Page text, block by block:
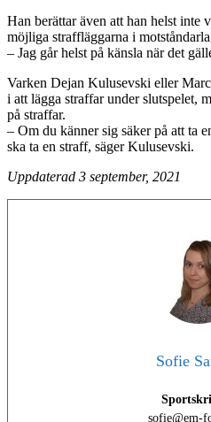
Han berättar även att han helst inte
möjliga straffläggarna i
– Jag går helst på känsla när det
Varken Dejan Kulusevski eller
i att lägga straffar under slutspelet,
på straffar.
– Om du känner sig säker på att ta
ska ta en straff, säger Kulusevski.
Uppdaterad 3 september, 2021
Sofie
sofie@em-